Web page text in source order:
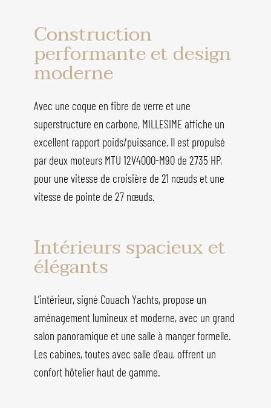
Construction
performante et design
moderne
Avec une coque en fibre de verre et une
superstructure en carbone, MILLESIME affiche un
excellent rapport poids/puissance. Il est propulsé
par deux moteurs MTU 12V4000-M90 de 2735 HP,
pour une vitesse de croisière de 21 nœuds et une
vitesse de pointe de 27 nœuds.
Intérieurs spacieux et
élégants
L’intérieur, signé Couach Yachts, propose un
aménagement lumineux et moderne, avec un grand
salon panoramique et une salle à manger formelle.
Les cabines, toutes avec salle d’eau, offrent un
confort hôtelier haut de gamme.